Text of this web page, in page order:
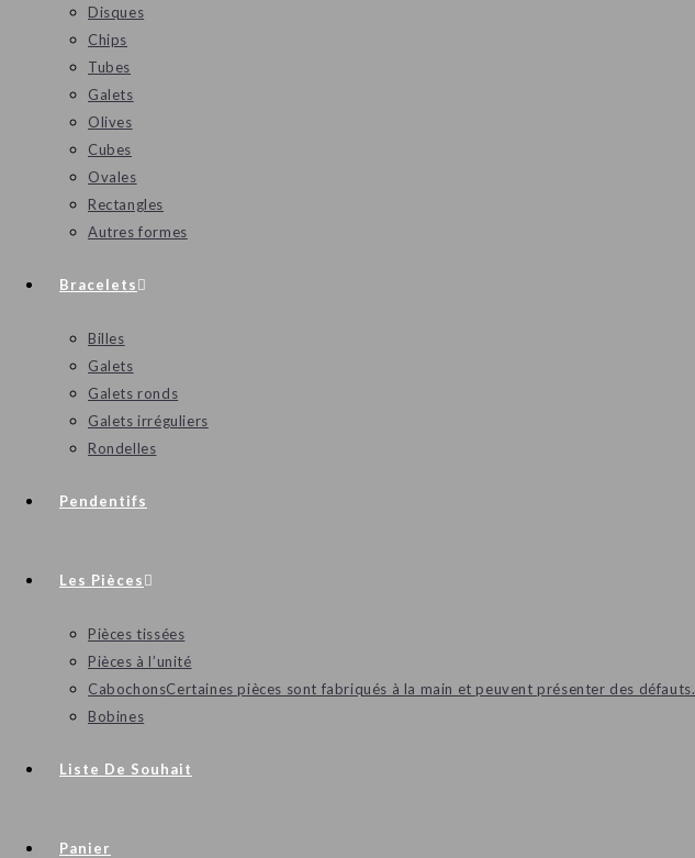
Disques
Chips
Tubes
Galets
Olives
Cubes
Ovales
Rectangles
Autres formes
Bracelets
Billes
Galets
Galets ronds
Galets irréguliers
Rondelles
Pendentifs
Les Pièces
Pièces tissées
Pièces à l’unité
CabochonsCertaines pièces sont fabriqués à la main et peuvent présenter des défauts.
Bobines
Liste De Souhait
Panier